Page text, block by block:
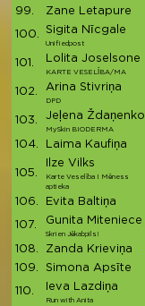
99. Zane Letapure
100. Sigita Nīcgale
Unifiedpost
101. Lolita Joselsone
KARTE VESELĪBA/MA
102. Arina Stivriņa
DPD
103. Jeļena Ždaņenko
MySkin BIODERMA
104. Laima Kaufiņa
105.
Ilze Vilks
Karte Veselība I Mēness
aptieka
106. Evita Baltiņa
107. Gunita Miteniece
Skrien Jēkabpils!
108. Zanda Krieviņa
109.
Simona Apsīte
110. Ieva Lazdiņa
Run with Anita